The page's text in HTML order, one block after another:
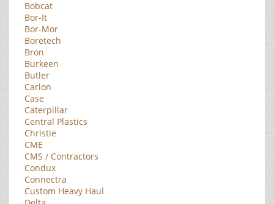
Bobcat
Bor-It
Bor-Mor
Boretech
Bron
Burkeen
Butler
Carlon
Case
Caterpillar
Central Plastics
Christie
CME
CMS / Contractors
Condux
Connectra
Custom Heavy Haul